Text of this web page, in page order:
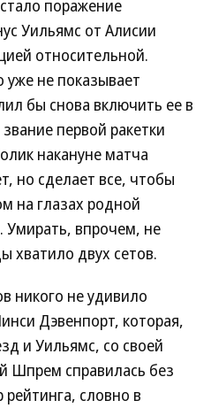
поражение
Уильямс от Алисии
относительной.
не показывает
бы снова включить ее в
первой ракетки
накануне матча
но сделает все, чтобы
на глазах родной
Умирать, впрочем, не
двух сетов.
никого не удивило
Дэвенпорт, которая,
и Уильямс, со своей
Шпрем справилась без
словно в